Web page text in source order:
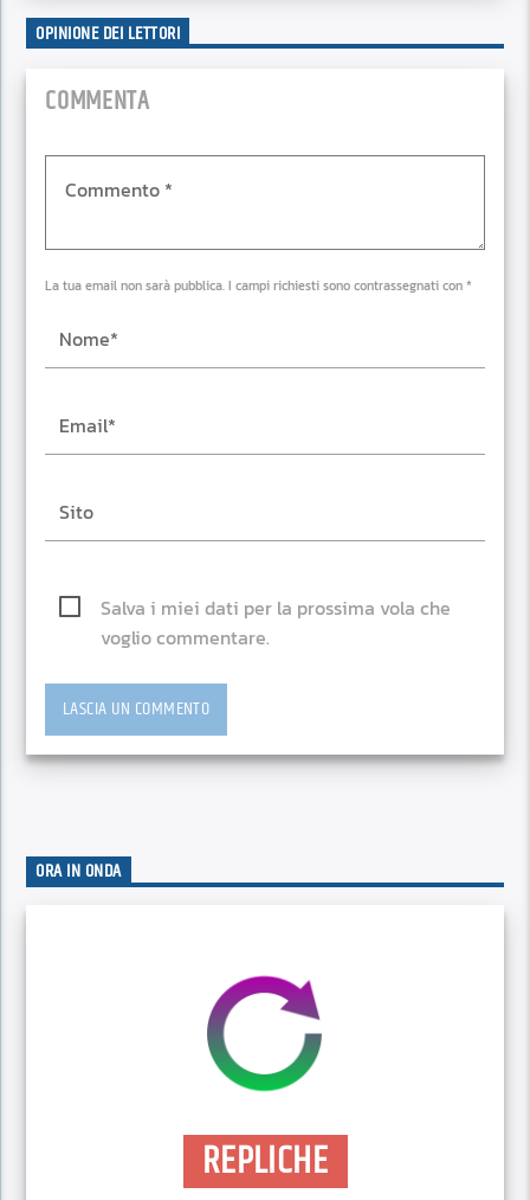
OPINIONE DEI LETTORI
COMMENTA
La tua email non sarà pubblica. I campi richiesti sono contrassegnati con *
Salva i miei dati per la prossima vola che
voglio commentare.
ORA IN ONDA
REPLICHE